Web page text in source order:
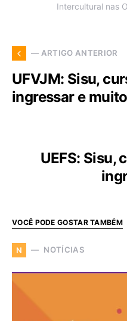
Intercultural nas
— ARTIGO ANTERIOR
UFVJM: Sisu,
ingressar e
UEFS: Sisu,
VOCÊ PODE GOSTAR TAMBÉM
N NOTÍCIAS